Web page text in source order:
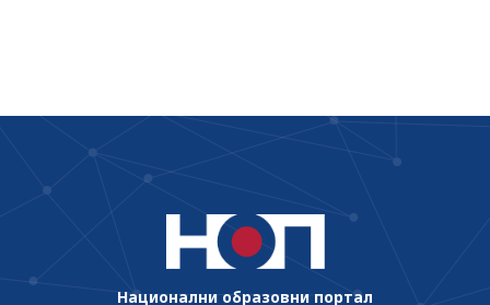
Национални образовни портал